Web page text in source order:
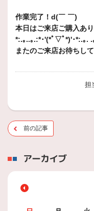
作業完了！d(￣ ￣)
本日はご来店ご購入あ
*:.｡..｡.:*･'(*ﾟ▽ﾟ*)'･*:.｡. .
またのご来店お待ちし
担
前の記事
アーカイブ